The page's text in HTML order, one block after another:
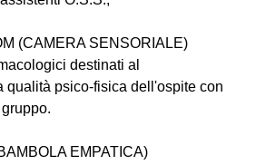
(CAMERA SENSORIALE)
destinati al
qualità psico-fisica dell'ospite con
EMPATICA)